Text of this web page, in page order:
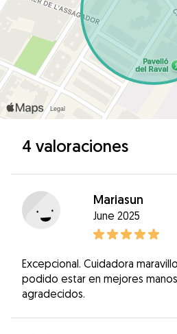
4 valoraciones
Mariasun
June 2025
Excepcional. Cuidadora
podido estar en mejores
agradecidos.